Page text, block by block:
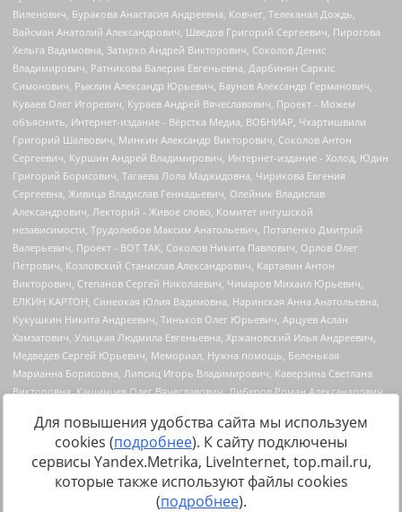
Источник:https://minjust.gov.ru/uploaded/files/reestr-
inostrannyih-agentov-22-03-2024.pdfданные на22.03.2024
Для повышения удобства сайта мы используем
cookies (подробнее). К сайту подключены
сервисы Yandex.Metrika, LiveInternet, top.mail.ru,
которые также используют файлы cookies
(подробнее).